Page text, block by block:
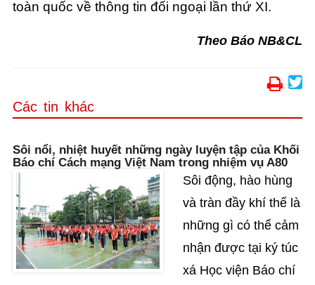
toàn quốc về thông tin đối ngoại lần thứ XI.
Theo Báo NB&CL
Các tin khác
Sôi nổi, nhiệt huyết những ngày luyện tập của Khối
Báo chí Cách mạng Việt Nam trong nhiệm vụ A80
Sôi động, hào hùng
và tràn đầy khí thế là
những gì có thể cảm
nhận được tại ký túc
xá Học viện Báo chí